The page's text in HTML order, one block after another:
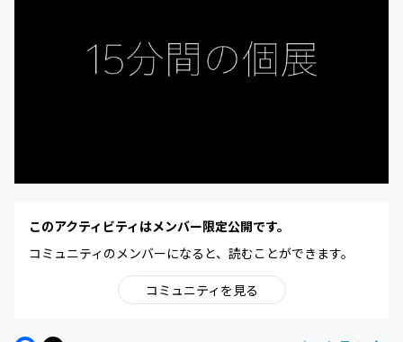
このアクティビティはメンバー限定公開です。
コミュニティのメンバーになると、読むことができます。
コミュニティを見る